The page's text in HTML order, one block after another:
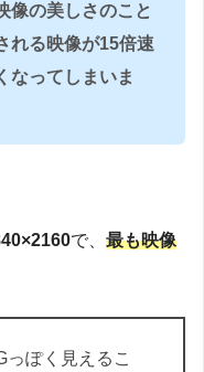
像の美しさのこと
れる映像が15倍速
なってしまいま
で、 最も映像
ぽく見えるこ